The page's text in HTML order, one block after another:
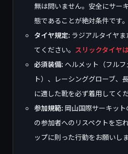
無は問いません。安全にサー
態であることが絶対条件です。
タイヤ規定: ラジアルタイヤ
てください。 スリックタイヤ
必須装備: ヘルメット（フル
ト）、レーシンググローブ、
に適した靴を必ず着用してくだ
参加規範: 岡山国際サーキッ
の参加者へのリスペクトを忘
ップに則った行動をお願いしま